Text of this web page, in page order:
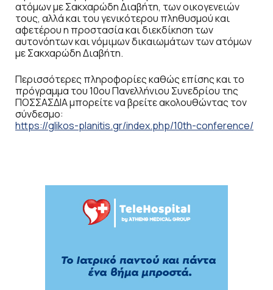
ατόμων με Σακχαρώδη Διαβήτη, των οικογενειών
τους, αλλά και του γενικότερου πληθυσμού και
αφετέρου η προστασία και διεκδίκηση των
αυτονόητων και νόμιμων δικαιωμάτων των ατόμων
με Σακχαρώδη Διαβήτη.
Περισσότερες πληροφορίες καθώς επίσης και το
πρόγραμμα του 10ου Πανελλήνιου Συνεδρίου της
ΠΟΣΣΑΣΔΙΑ μπορείτε να βρείτε ακολουθώντας τον
σύνδεσμο:
https://glikos-planitis.gr/index.php/10th-conference/